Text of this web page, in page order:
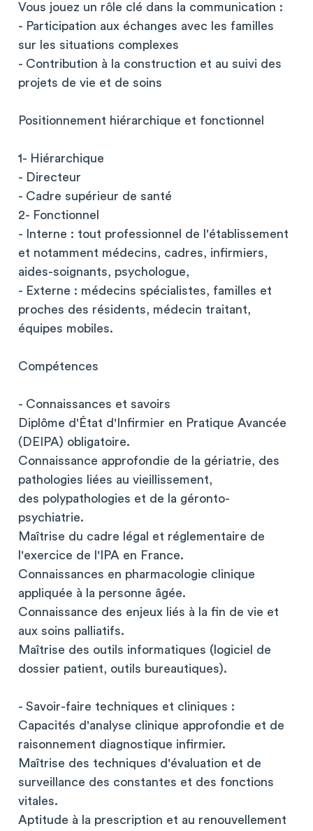
Vous jouez un rôle clé dans la communication :
- Participation aux échanges avec les familles
sur les situations complexes
- Contribution à la construction et au suivi des
projets de vie et de soins
Positionnement hiérarchique et fonctionnel
1- Hiérarchique
- Directeur
- Cadre supérieur de santé
2- Fonctionnel
- Interne : tout professionnel de l'établissement
et notamment médecins, cadres, infirmiers,
aides-soignants, psychologue,
- Externe : médecins spécialistes, familles et
proches des résidents, médecin traitant,
équipes mobiles.
Compétences
- Connaissances et savoirs
Diplôme d'État d'Infirmier en Pratique Avancée
(DEIPA) obligatoire.
Connaissance approfondie de la gériatrie, des
pathologies liées au vieillissement,
des polypathologies et de la géronto-
psychiatrie.
Maîtrise du cadre légal et réglementaire de
l'exercice de l'IPA en France.
Connaissances en pharmacologie clinique
appliquée à la personne âgée.
Connaissance des enjeux liés à la fin de vie et
aux soins palliatifs.
Maîtrise des outils informatiques (logiciel de
dossier patient, outils bureautiques).
- Savoir-faire techniques et cliniques :
Capacités d'analyse clinique approfondie et de
raisonnement diagnostique infirmier.
Maîtrise des techniques d'évaluation et de
surveillance des constantes et des fonctions
vitales.
Aptitude à la prescription et au renouvellement